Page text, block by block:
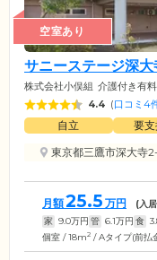
空室あり
サニーステージ深大
株式会社小俣組 介護付き有
4.4 (口コミ4
自立 要支
東京都三鷹市深大寺
月額25.5 万円 (入
家 9.0万円 管 6.1万円 食
個室 / 18m2 / Aタイプ(前払